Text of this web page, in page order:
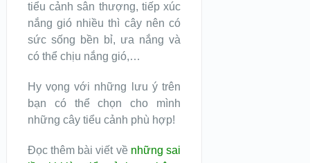
tiểu cảnh sân thượng, tiếp xúc
nắng gió nhiều thì cây nên có
sức sống bền bỉ, ưa nắng và
có thể chịu nắng gió,…
Hy vọng với những lưu ý trên
bạn có thể chọn cho mình
những cây tiểu cảnh phù hợp!
Đọc thêm bài viết về những sai